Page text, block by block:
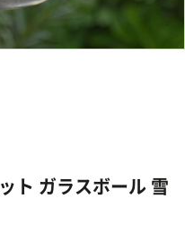
ト ガラスボール 雪